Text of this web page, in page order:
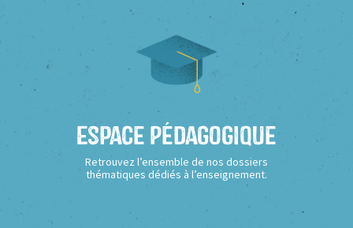
Espace Pédagogique
Retrouvez l’ensemble de nos dossiers
thématiques dédiés à l’enseignement.